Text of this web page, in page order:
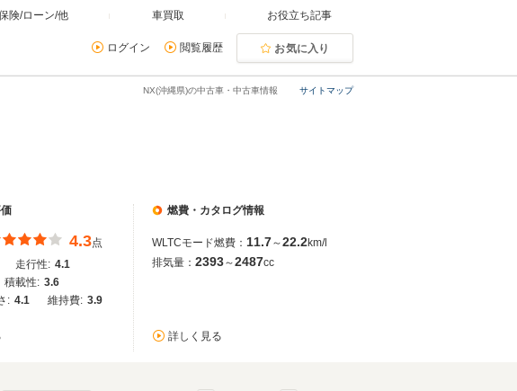
険/ローン/他 車買取 お役立ち記事
ログイン 閲覧履歴 お気に入り
サイトマップ
NX(沖縄県)の中古車・中古車情報
4.3点
走行性: 4.1
積載性: 3.6
: 4.1 維持費: 3.9
燃費・カタログ情報
WLTCモード燃費： 11.7～22.2km/l
排気量： 2393～2487cc
詳しく見る